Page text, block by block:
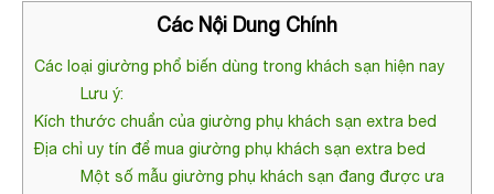
Các Nội Dung Chính
Các loại giường phổ biến dùng trong khách sạn hiện nay
Lưu ý:
Kích thước chuẩn của giường phụ khách sạn extra bed
Địa chỉ uy tín để mua giường phụ khách sạn extra bed
Một số mẫu giường phụ khách sạn đang được ưa